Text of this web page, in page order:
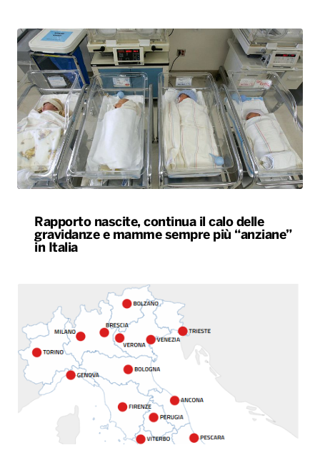
Rapporto nascite, continua il calo delle
gravidanze e mamme sempre più “anziane”
in Italia